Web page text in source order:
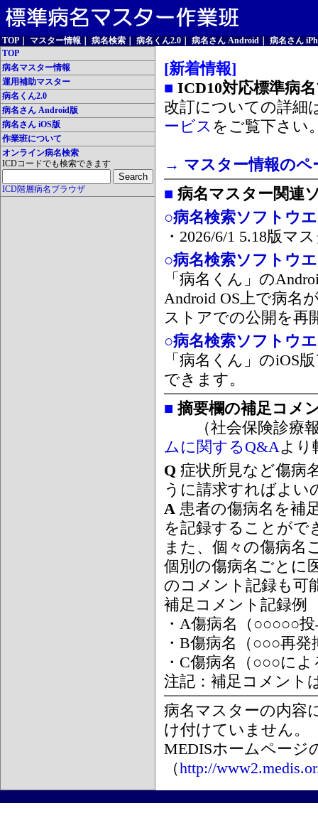
TOP マスター情報 病名検索 病名くん2.0 病名さん Android
病名さん
TOP
病名マスター情報
運用補助マスター
病名くん2.0
病名さん Android版
病名さん iOS版
作業班について
オンライン病名検索
ICDコードでも検索できます
ICD階層病名ブラウザ
[新着情報]
■ ICD10対応標準病
改訂についての詳細
ービス をご覧下さい
→ マスター情報のペ
■ 病名マスター関連
○病名検索ソフトウ
・2026/6/1 5.18版マ
○病名検索ソフトウ
「病名くん」の
Android OS上で病名
ストアでの公開を再
○病名検索ソフトウ
「病名くん」のiOS
できます。
■ 摘要欄の補足コメ
（社会保険診療報
ムに関するQ&Aより
Q 症状所見など傷病
うに請求すればよい
A 患者の傷病名を補
を記録することがで
また、個々の傷病名
個別の傷病名ごとに
のコメント記録も可
補足コメント記録例
・A傷病名（○○○○○
・B傷病名（○○○再
・C傷病名（○○○に
注記：補足コメント
病名マスターの内容
け付けていません。
MEDISホームページ
（http://